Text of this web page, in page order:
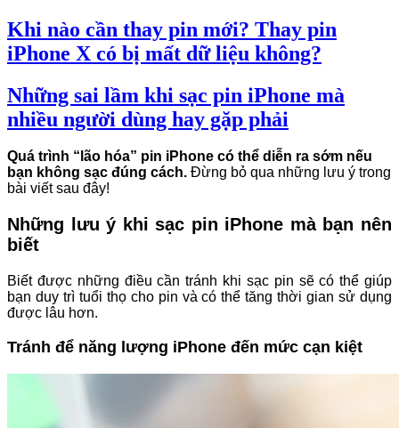
Khi nào cần thay pin mới? Thay pin
iPhone X có bị mất dữ liệu không?
Những sai lầm khi sạc pin iPhone mà
nhiều người dùng hay gặp phải
Quá trình “lão hóa” pin iPhone có thể diễn ra sớm nếu
bạn không sạc đúng cách. Đừng bỏ qua những lưu ý trong
bài viết sau đây!
Những lưu ý khi sạc pin iPhone mà bạn nên
biết
Biết được những điều cần tránh khi sạc pin sẽ có thể giúp
bạn duy trì tuổi thọ cho pin và có thể tăng thời gian sử dụng
được lâu hơn.
Tránh để năng lượng iPhone đến mức cạn kiệt